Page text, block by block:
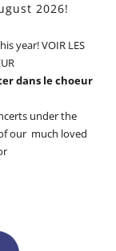
2026!
year! VOIR LES
dans le choeur
under the
our much loved